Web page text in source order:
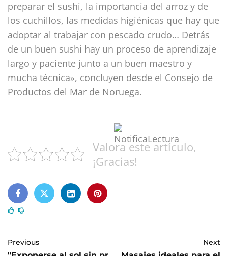
preparar el sushi, la importancia del arroz y de
los cuchillos, las medidas higiénicas que hay que
adoptar al trabajar con pescado crudo… Detrás
de un buen sushi hay un proceso de aprendizaje
largo y paciente junto a un buen maestro y
mucha técnica», concluyen desde el Consejo de
Productos del Mar de Noruega.
Valora este artículo,
¡Gracias!
Previous Next